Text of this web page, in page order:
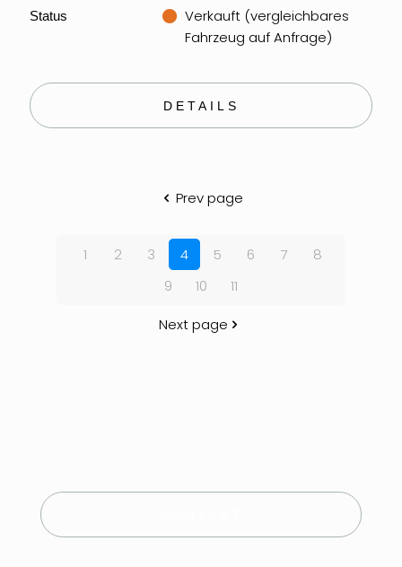
Status
Verkauft (vergleichbares
Fahrzeug auf Anfrage)
DETAILS
Prev page
1 2 3 4 5 6 7
8
9
10 11
Next page